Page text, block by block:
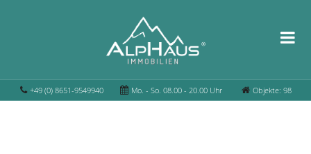
+49 (0) 8651-9549940 Mo. - So. 08.00 - 20.00 Uhr Objekte: 98